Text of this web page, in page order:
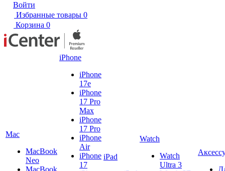
Войти
Избранные товары 0
Корзина 0
Mac
MacBook
Neo
MacBook
iPhone
iPhone
17e
iPhone
17 Pro
Max
iPhone
17 Pro
iPhone
Air
iPhone
17
iPad
Watch
Watch
Ultra 3